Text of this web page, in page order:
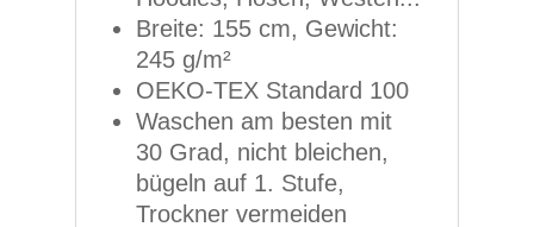
Breite: 155 cm, Gewicht:
245 g/m²
OEKO-TEX Standard 100
Waschen am besten mit
30 Grad, nicht bleichen,
bügeln auf 1. Stufe,
Trockner vermeiden